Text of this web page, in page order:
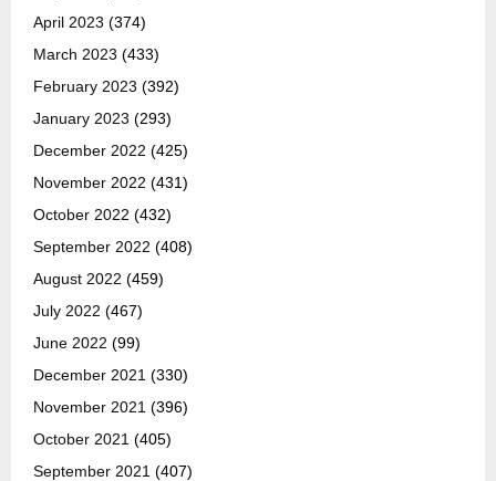
April 2023 (374)
March 2023 (433)
February 2023 (392)
January 2023 (293)
December 2022 (425)
November 2022 (431)
October 2022 (432)
September 2022 (408)
August 2022 (459)
July 2022 (467)
June 2022 (99)
December 2021 (330)
November 2021 (396)
October 2021 (405)
September 2021 (407)